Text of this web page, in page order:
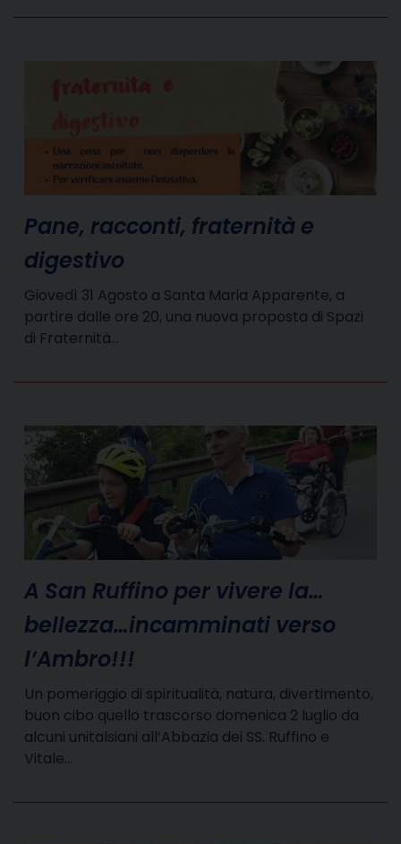
Pane, racconti, fraternità e
digestivo
Giovedì 31 Agosto a Santa Maria Apparente, a
partire dalle ore 20, una nuova proposta di Spazi
di Fraternità…
A San Ruffino per vivere la…
bellezza…incamminati verso
l’Ambro!!!
Un pomeriggio di spiritualità, natura, divertimento,
buon cibo quello trascorso domenica 2 luglio da
alcuni unitalsiani all’Abbazia dei SS. Ruffino e
Vitale…